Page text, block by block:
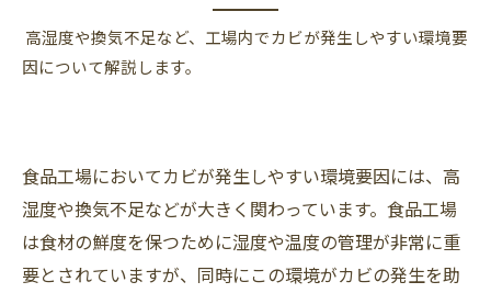
高湿度や換気不足など、工場内でカビが発生しやすい環境要
因について解説します。
食品工場においてカビが発生しやすい環境要因には、高
湿度や換気不足などが大きく関わっています。食品工場
は食材の鮮度を保つために湿度や温度の管理が非常に重
要とされていますが、同時にこの環境がカビの発生を助